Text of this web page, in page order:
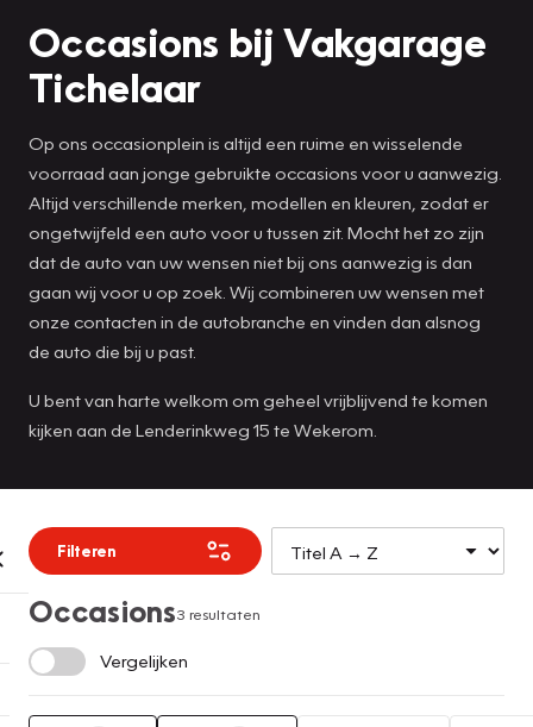
Occasions bij Vakgarage
Tichelaar
Op ons occasionplein is altijd een ruime en wisselende
voorraad aan jonge gebruikte occasions voor u aanwezig.
Altijd verschillende merken, modellen en kleuren, zodat er
ongetwijfeld een auto voor u tussen zit. Mocht het zo zijn
dat de auto van uw wensen niet bij ons aanwezig is dan
gaan wij voor u op zoek. Wij combineren uw wensen met
onze contacten in de autobranche en vinden dan alsnog
de auto die bij u past.
U bent van harte welkom om geheel vrijblijvend te komen
kijken aan de Lenderinkweg 15 te Wekerom.
Filteren
Occasions3 resultaten
Vergelijken